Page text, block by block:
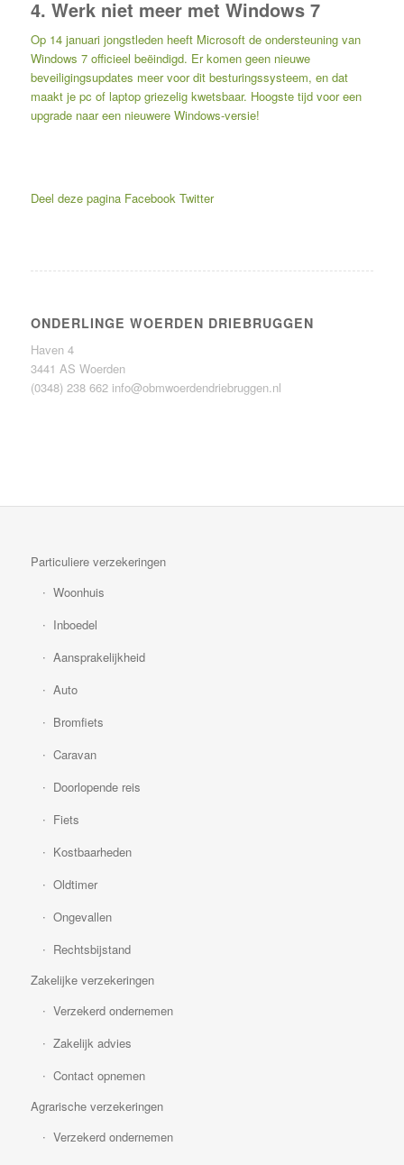
4. Werk niet meer met Windows 7
Op 14 januari jongstleden heeft Microsoft de ondersteuning van
Windows 7 officieel beëindigd. Er komen geen nieuwe
beveiligingsupdates meer voor dit besturingssysteem, en dat
maakt je pc of laptop griezelig kwetsbaar. Hoogste tijd voor een
upgrade naar een nieuwere Windows-versie!
Deel deze pagina Facebook Twitter
ONDERLINGE WOERDEN DRIEBRUGGEN
Haven 4
3441 AS Woerden
(0348) 238 662 info@obmwoerdendriebruggen.nl
Particuliere verzekeringen
Woonhuis
Inboedel
Aansprakelijkheid
Auto
Bromfiets
Caravan
Doorlopende reis
Fiets
Kostbaarheden
Oldtimer
Ongevallen
Rechtsbijstand
Zakelijke verzekeringen
Verzekerd ondernemen
Zakelijk advies
Contact opnemen
Agrarische verzekeringen
Verzekerd ondernemen